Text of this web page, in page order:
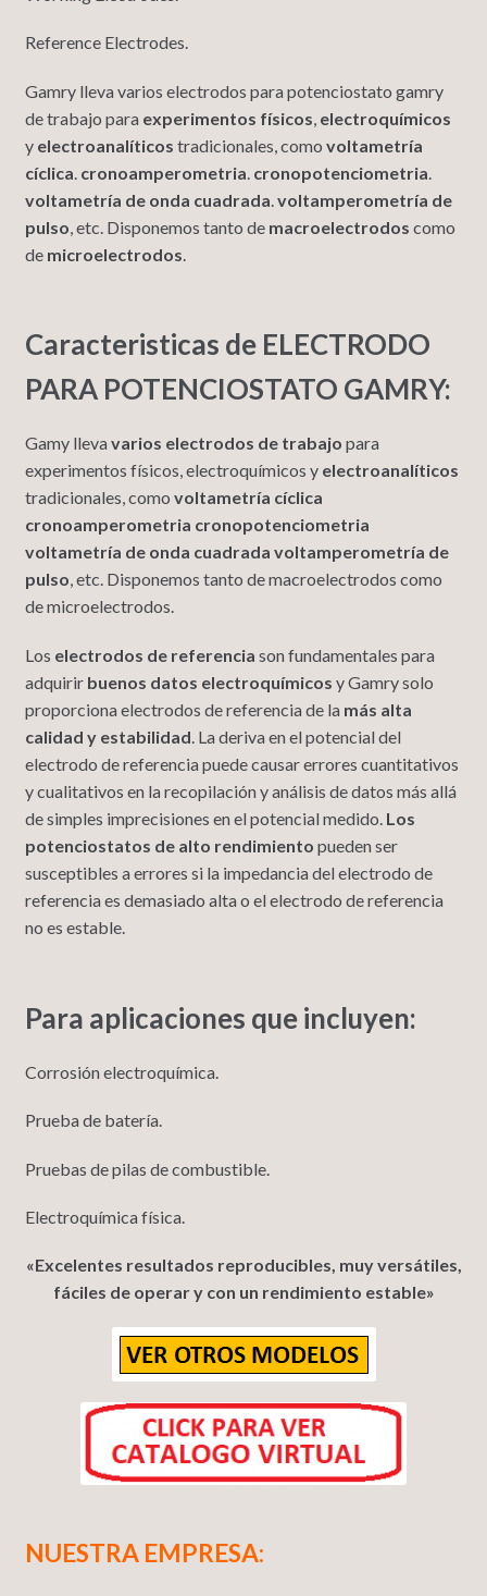
Reference Electrodes.
Gamry lleva varios electrodos para potenciostato gamry
de trabajo para experimentos físicos electroquímicos
y electroanalíticos tradicionales, como voltametría
cíclica cronoamperometria cronopotenciometria
voltametría de onda cuadrada voltamperometría de
pulso , etc. Disponemos tanto de macroelectrodos como
de microelectrodos
Caracteristicas de ELECTRODO
PARA POTENCIOSTATO GAMRY:
Gamy llevavarios electrodos de trabajo para
experimentos físicos, electroquímicos y electroanalíticos
tradicionales, como voltametría cíclica
cronoamperometria cronopotenciometria
voltametría de onda cuadrada voltamperometría de
pulso, etc. Disponemos tanto de macroelectrodos como
de microelectrodos.
Los electrodos de referencia son fundamentales para
adquirir buenos datos electroquímicos y Gamry solo
proporciona electrodos de referencia de la más alta
calidad y estabilidad. La deriva en el potencial del
electrodo de referencia puede causar errores cuantitativos
y cualitativos en la recopilación y análisis de datos más allá
de simples imprecisiones en el potencial medido. Los
potenciostatos de alto rendimiento pueden ser
susceptibles a errores si la impedancia del electrodo de
referencia es demasiado alta o el electrodo de referencia
no es estable.
Para aplicaciones que incluyen:
Corrosión electroquímica.
Prueba de batería.
Pruebas de pilas de combustible.
Electroquímica física.
«Excelentes resultados reproducibles, muy versátiles,
fáciles de operar y con un rendimiento estable»
NUESTRA EMPRESA: